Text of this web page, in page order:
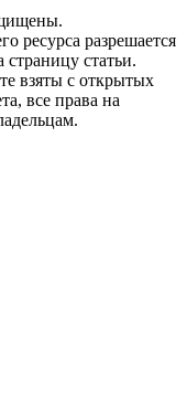
ресурса разрешается
статьи.
взяты с открытых
все права на